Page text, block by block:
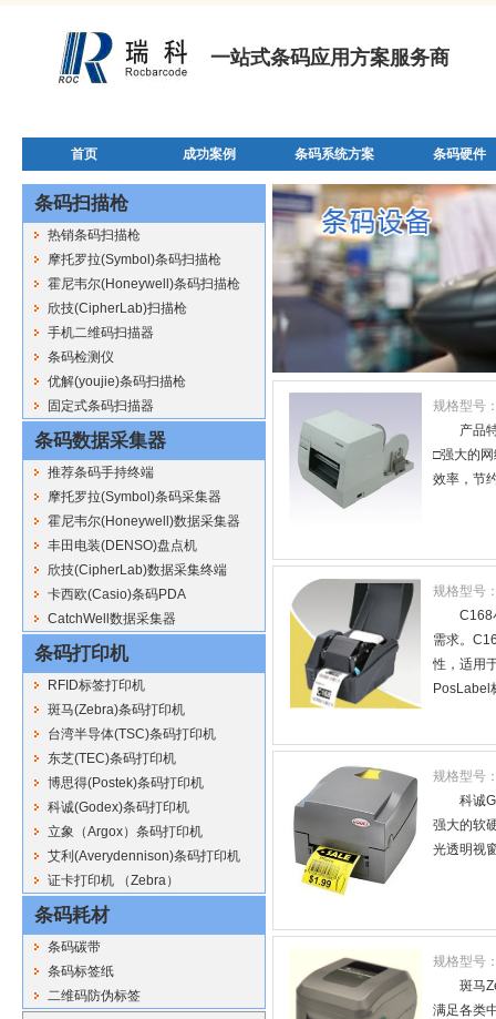
一站式条码应用方案服务商
首页 成功案例 条码系统方案 条码硬件
条码扫描枪
热销条码扫描枪
摩托罗拉(Symbol)条码扫描枪
霍尼韦尔(Honeywell)条码扫描枪
欣技(CipherLab)扫描枪
手机二维码扫描器
条码检测仪
优解(youjie)条码扫描枪
固定式条码扫描器
条码数据采集器
推荐条码手持终端
摩托罗拉(Symbol)条码采集器
霍尼韦尔(Honeywell)数据采集器
丰田电装(DENSO)盘点机
欣技(CipherLab)数据采集终端
卡西欧(Casio)条码PDA
CatchWell数据采集器
条码打印机
RFID标签打印机
斑马(Zebra)条码打印机
台湾半导体(TSC)条码打印机
东芝(TEC)条码打印机
博思得(Postek)条码打印机
科诚(Godex)条码打印机
立象（Argox）条码打印机
艾利(Averydennison)条码打印机
证卡打印机 （Zebra）
条码耗材
条码碳带
条码标签纸
二维码防伪标签
规格型号
产品
□强大的
效率，节
规格型号
C168
需求。
性，适用
PosLabel
规格型号
科诚
强大的软
光透明视
规格型号
斑马
满足各类